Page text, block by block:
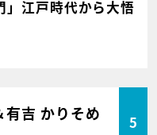
」江戸時代から大悟
有吉 かりそめ
5